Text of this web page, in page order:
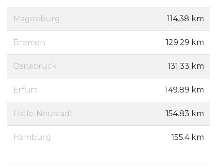
Magdeburg 114.38 km
Bremen 129.29 km
Osnabrück 131.33 km
Erfurt 149.89 km
Halle-Neustadt 154.83 km
Hamburg 155.4 km